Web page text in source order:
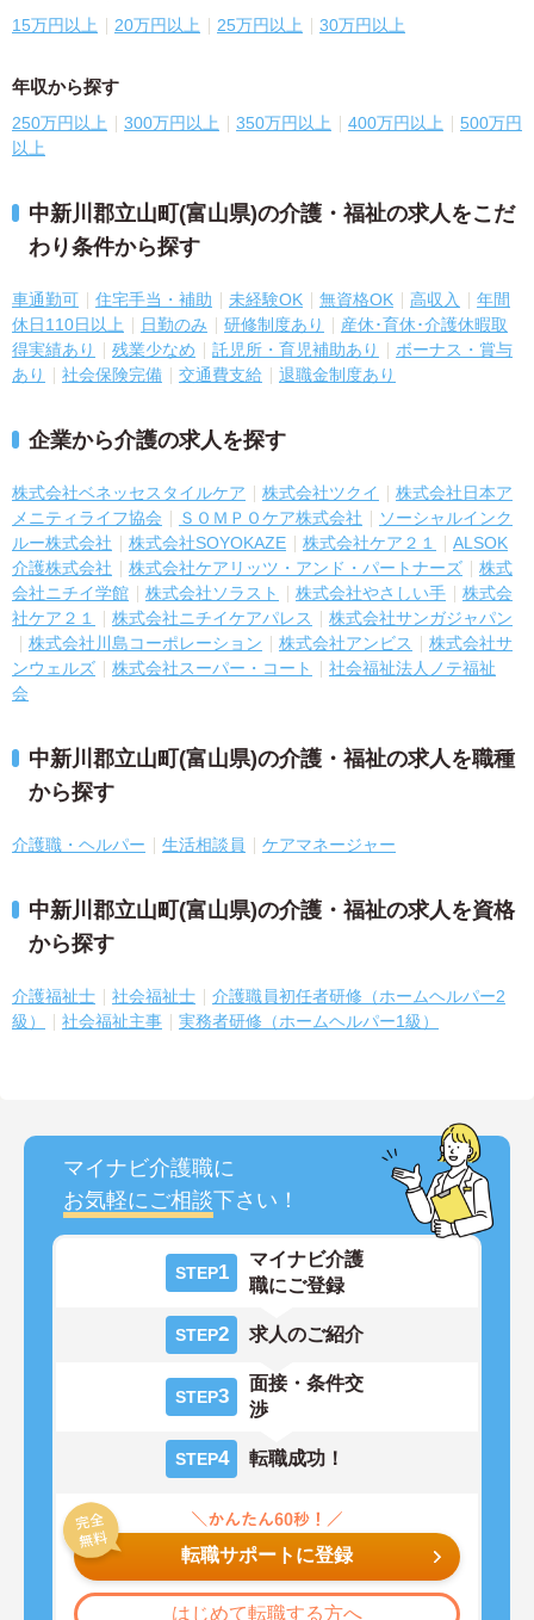
15万円以上 20万円以上 25万円以上 30万円以上
年収から探す
250万円以上 300万円以上 350万円以上 400万円以上
500万円
以上
中新川郡立山町(富山県)の介護・福祉の求人をこだ
わり条件から探す
車通勤可 住宅手当・補助 未経験OK 無資格OK 高収入
年間
休日110日以上
日勤のみ 研修制度あり
産休･育休･介護休暇取
得実績あり
残業少なめ 託児所・育児補助あり
ボーナス・賞与
あり
社会保険完備 交通費支給 退職金制度あり
企業から介護の求人を探す
株式会社ベネッセスタイルケア 株式会社ツクイ
株式会社日本ア
メニティライフ協会
ＳＯＭＰＯケア株式会社
ソーシャルインク
ルー株式会社
株式会社SOYOKAZE 株式会社ケア２１
ALSOK
介護株式会社
株式会社ケアリッツ・アンド・パートナーズ
株式
会社ニチイ学館
株式会社ソラスト 株式会社やさしい手
株式会
社ケア２１
株式会社ニチイケアパレス
株式会社サンガジャパン
株式会社川島コーポレーション
株式会社アンビス
株式会社サ
ンウェルズ
株式会社スーパー・コート
社会福祉法人ノテ福祉
会
中新川郡立山町(富山県)の介護・福祉の求人を職種
から探す
介護職・ヘルパー 生活相談員 ケアマネージャー
中新川郡立山町(富山県)の介護・福祉の求人を資格
から探す
介護福祉士 社会福祉士
介護職員初任者研修（ホームヘルパー2
級）
社会福祉主事 実務者研修（ホームヘルパー1級）
マイナビ介護職に
お気軽にご相談下さい！
STEP1
マイナビ介護
職にご登録
STEP2 求人のご紹介
STEP3
面接・条件交
渉
STEP4 転職成功！
転職サポートに登録
はじめて転職する方へ